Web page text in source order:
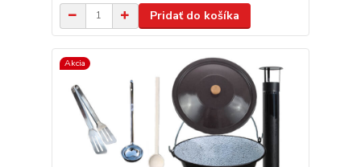
Pridať do košíka
Akcia